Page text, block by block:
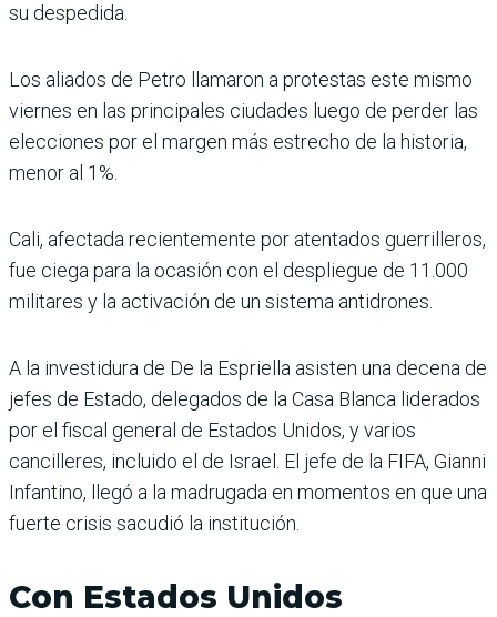
su despedida.
Los aliados de Petro llamaron a protestas este mismo
viernes en las principales ciudades luego de perder las
elecciones por el margen más estrecho de la historia,
menor al 1%.
Cali, afectada recientemente por atentados guerrilleros,
fue ciega para la ocasión con el despliegue de 11.000
militares y la activación de un sistema antidrones.
A la investidura de De la Espriella asisten una decena de
jefes de Estado, delegados de la Casa Blanca liderados
por el fiscal general de Estados Unidos, y varios
cancilleres, incluido el de Israel. El jefe de la FIFA, Gianni
Infantino, llegó a la madrugada en momentos en que una
fuerte crisis sacudió la institución.
Con Estados Unidos